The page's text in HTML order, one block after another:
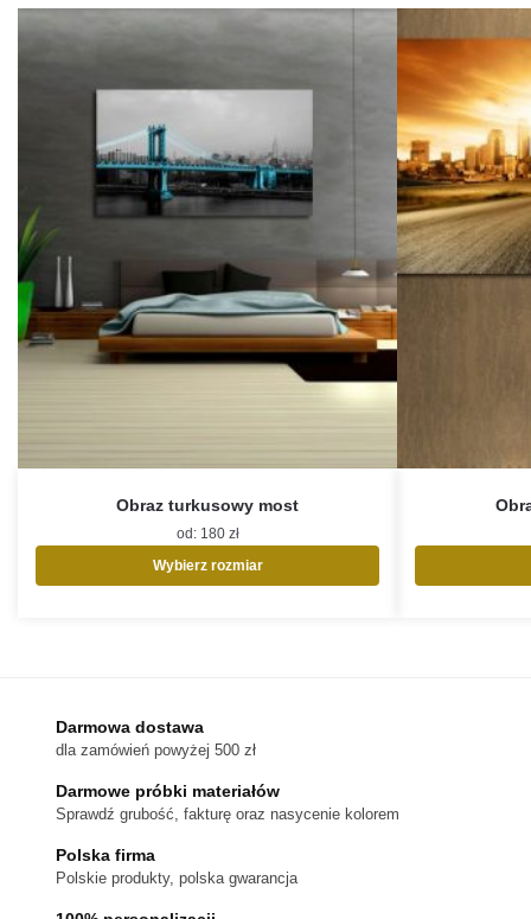
Obraz turkusowy most
od: 180 zł
Wybierz rozmiar
wybrać
stronie
produktu
Darmowa dostawa
dla zamówień powyżej 500 zł
Darmowe próbki materiałów
Sprawdź grubość, fakturę oraz nasycenie kolorem
Polska firma
Polskie produkty, polska gwarancja